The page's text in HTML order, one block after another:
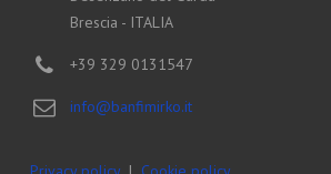
Brescia - ITALIA
+39 329 0131547
info@banfimirko.it